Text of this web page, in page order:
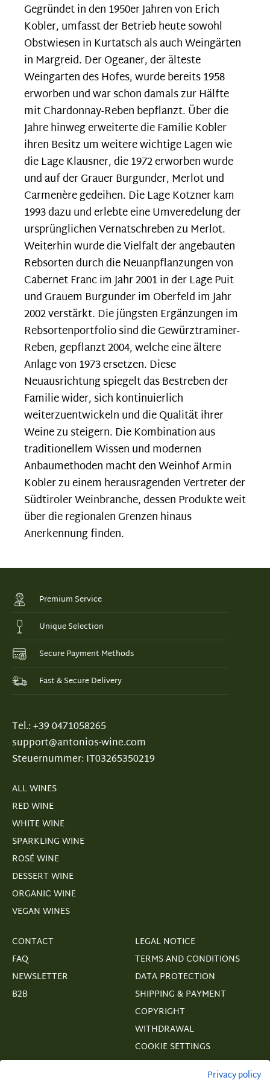
Gegründet in den 1950er Jahren von Erich
Kobler, umfasst der Betrieb heute sowohl
Obstwiesen in Kurtatsch als auch Weingärten
in Margreid. Der Ogeaner, der älteste
Weingarten des Hofes, wurde bereits 1958
erworben und war schon damals zur Hälfte
mit Chardonnay-Reben bepflanzt. Über die
Jahre hinweg erweiterte die Familie Kobler
ihren Besitz um weitere wichtige Lagen wie
die Lage Klausner, die 1972 erworben wurde
und auf der Grauer Burgunder, Merlot und
Carmenère gedeihen. Die Lage Kotzner kam
1993 dazu und erlebte eine Umveredelung der
ursprünglichen Vernatschreben zu Merlot.
Weiterhin wurde die Vielfalt der angebauten
Rebsorten durch die Neuanpflanzungen von
Cabernet Franc im Jahr 2001 in der Lage Puit
und Grauem Burgunder im Oberfeld im Jahr
2002 verstärkt. Die jüngsten Ergänzungen im
Rebsortenportfolio sind die Gewürztraminer-
Reben, gepflanzt 2004, welche eine ältere
Anlage von 1973 ersetzen. Diese
Neuausrichtung spiegelt das Bestreben der
Familie wider, sich kontinuierlich
weiterzuentwickeln und die Qualität ihrer
Weine zu steigern. Die Kombination aus
traditionellem Wissen und modernen
Anbaumethoden macht den Weinhof Armin
Kobler zu einem herausragenden Vertreter der
Südtiroler Weinbranche, dessen Produkte weit
über die regionalen Grenzen hinaus
Anerkennung finden.
Premium Service
Unique Selection
Secure Payment Methods
Fast & Secure Delivery
Tel.: +39 0471058265
support@antonios-wine.com
Steuernummer: IT03265350219
ALL WINES
RED WINE
WHITE WINE
SPARKLING WINE
ROSÉ WINE
DESSERT WINE
ORGANIC WINE
VEGAN WINES
CONTACT
FAQ
NEWSLETTER
B2B
LEGAL NOTICE
TERMS AND CONDITIONS
DATA PROTECTION
SHIPPING & PAYMENT
COPYRIGHT
WITHDRAWAL
COOKIE SETTINGS
VERTRAGSWIDERRUF
Privacy policy